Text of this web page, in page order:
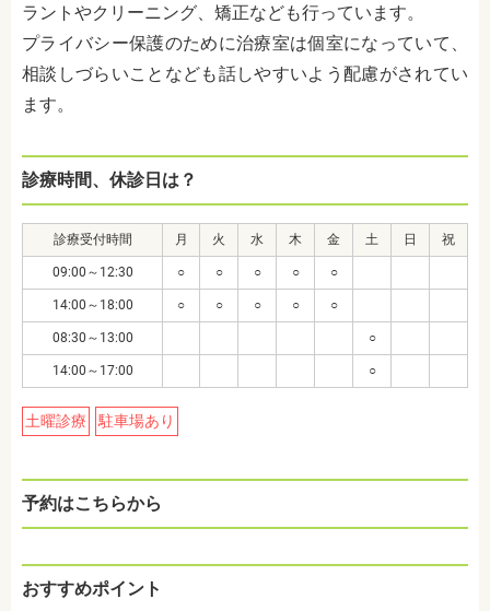
ラントやクリーニング、矯正なども行っています。
プライバシー保護のために治療室は個室になっていて、
相談しづらいことなども話しやすいよう配慮がされてい
ます。
診療時間、休診日は？
診療受付時間 月 火 水 木 金 土 日 祝
09:00～12:30 ○ ○ ○ ○ ○
14:00～18:00 ○ ○ ○ ○ ○
08:30～13:00 ○
14:00～17:00 ○
土曜診療 駐車場あり
予約はこちらから
おすすめポイント